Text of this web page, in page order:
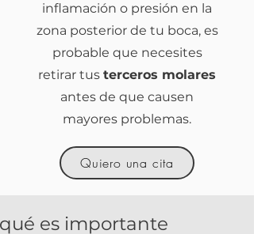
inflamación o presión en la
zona posterior de tu boca, es
probable que necesites
retirar tus terceros molares
antes de que causen
mayores problemas.
Quiero una cita
es importante